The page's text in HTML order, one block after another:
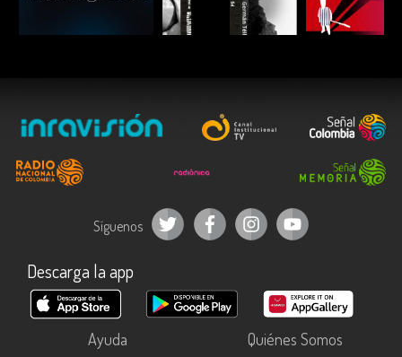
ESCUCHAR
Síguenos
Descarga la app
Ayuda
Quiénes Somos